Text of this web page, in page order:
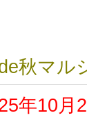
秋マル
年10月